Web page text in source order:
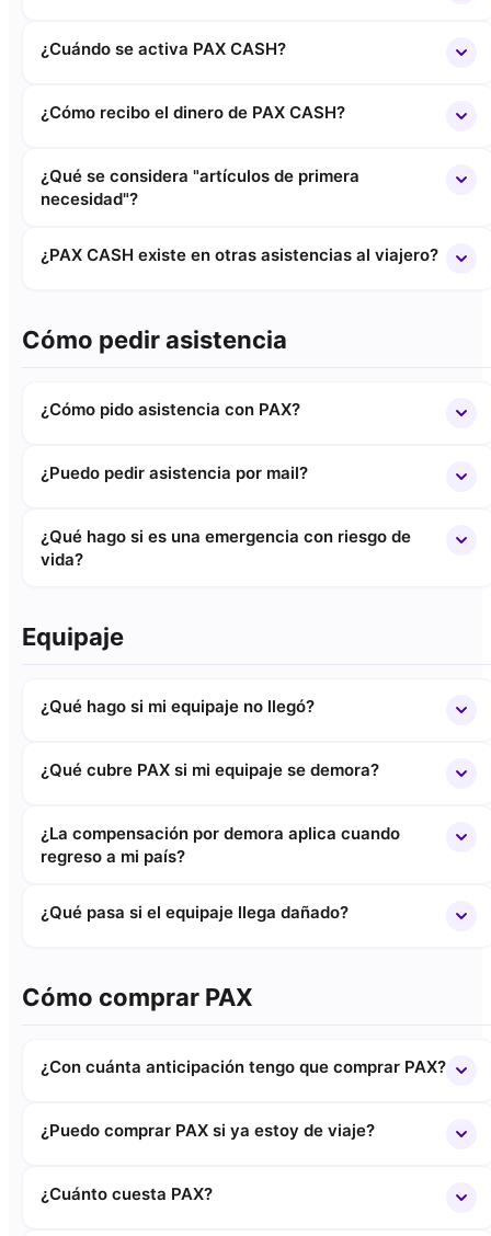
¿Cuándo se activa PAX CASH?
¿Cómo recibo el dinero de PAX CASH?
¿Qué se considera "artículos de primera
necesidad"?
¿PAX CASH existe en otras asistencias al viajero?
Cómo pedir asistencia
¿Cómo pido asistencia con PAX?
¿Puedo pedir asistencia por mail?
¿Qué hago si es una emergencia con riesgo de
vida?
Equipaje
¿Qué hago si mi equipaje no llegó?
¿Qué cubre PAX si mi equipaje se demora?
¿La compensación por demora aplica cuando
regreso a mi país?
¿Qué pasa si el equipaje llega dañado?
Cómo comprar PAX
¿Con cuánta anticipación tengo que comprar PAX?
¿Puedo comprar PAX si ya estoy de viaje?
¿Cuánto cuesta PAX?